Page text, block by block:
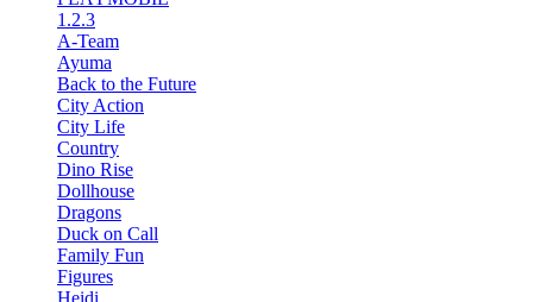
1.2.3
A-Team
Ayuma
Back to the Future
City Action
City Life
Country
Dino Rise
Dollhouse
Dragons
Duck on Call
Family Fun
Figures
Heidi